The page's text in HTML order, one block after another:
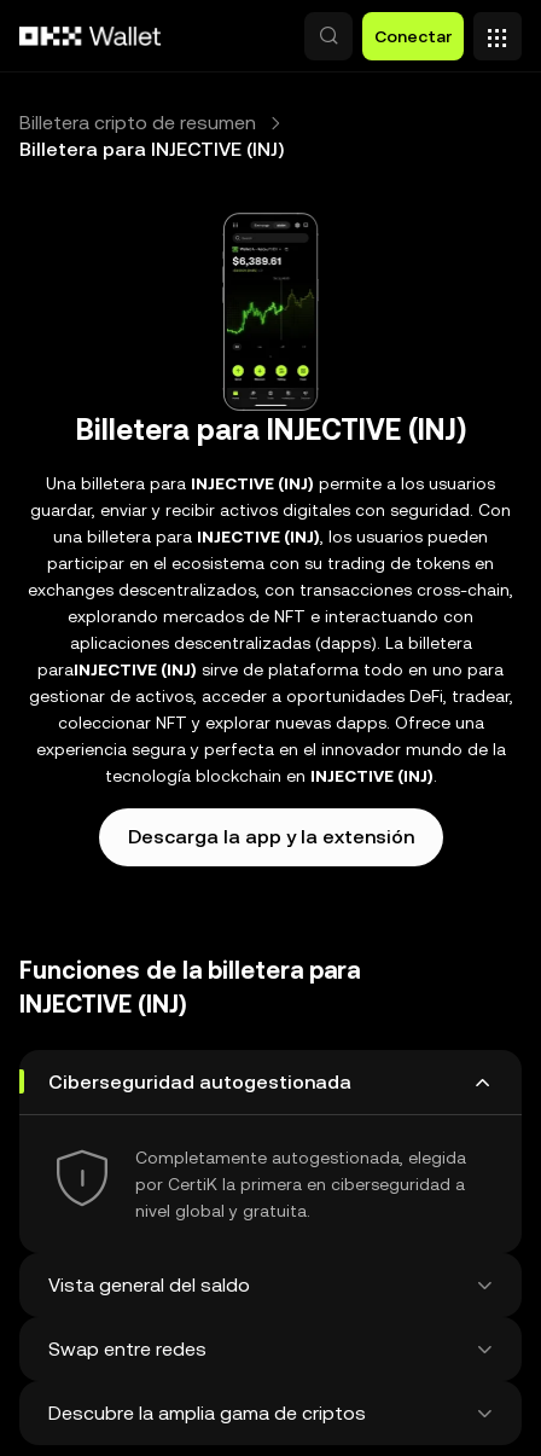
Conectar
Billetera cripto de resumen
Billetera para INJECTIVE (INJ)
Billetera para INJECTIVE (INJ)
Una billetera para INJECTIVE (INJ) permite a los usuarios
guardar, enviar y recibir activos digitales con seguridad. Con
una billetera para INJECTIVE (INJ) , los usuarios pueden
participar en el ecosistema con su trading de tokens en
exchanges descentralizados, con transacciones cross-chain,
explorando mercados de NFT e interactuando con
aplicaciones descentralizadas (dapps). La billetera
paraINJECTIVE (INJ) sirve de plataforma todo en uno para
gestionar de activos, acceder a oportunidades DeFi, tradear,
coleccionar NFT y explorar nuevas dapps. Ofrece una
experiencia segura y perfecta en el innovador mundo de la
tecnología blockchain en INJECTIVE (INJ)
Descarga la app y la extensión
Funciones de la billetera para
INJECTIVE (INJ)
Ciberseguridad autogestionada
Completamente autogestionada, elegida
por CertiK la primera en ciberseguridad a
nivel global y gratuita.
Vista general del saldo
Swap entre redes
Swapea y bridgea entre cualquier cripto,
Descubre la amplia gama de criptos